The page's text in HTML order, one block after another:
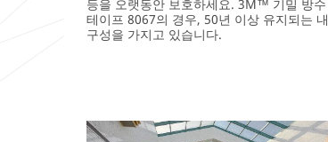
등을 오랫동안 보호하세요. 3M™ 기밀 방수
테이프 8067의 경우, 50년 이상 유지되는 내
구성을 가지고 있습니다.